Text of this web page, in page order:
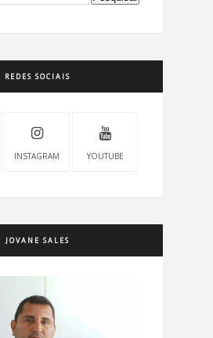
REDES SOCIAIS
INSTAGRAM YOUTUBE
JOVANE SALES